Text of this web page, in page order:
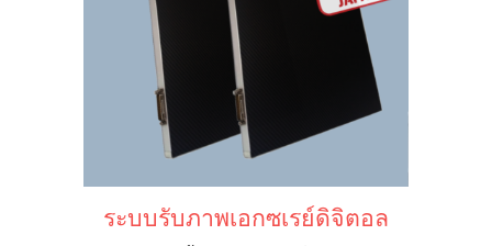
ระบบรับภาพเอกซเรย์ดิจิตอล